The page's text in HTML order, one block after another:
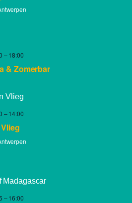
–18:00
& Zomerbar
–14:00
–16:00